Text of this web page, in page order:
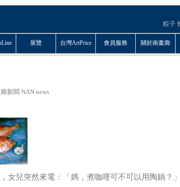
粽子
展覽 台灣ArtPrice 會員服務 關於南畫廊
新聞 NAN news
女兒突然來電：「媽，煮咖哩可不可以用陶鍋？」